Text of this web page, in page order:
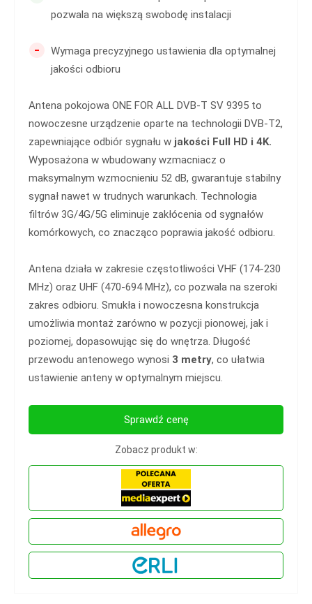
pozwala na większą swobodę instalacji
-
Wymaga precyzyjnego ustawienia dla optymalnej
jakości odbioru
Antena pokojowa ONE FOR ALL DVB-T SV 9395 to
nowoczesne urządzenie oparte na technologii DVB-T2,
zapewniające odbiór sygnału w jakości Full HD i 4K.
Wyposażona w wbudowany wzmacniacz o
maksymalnym wzmocnieniu 52 dB, gwarantuje stabilny
sygnał nawet w trudnych warunkach. Technologia
filtrów 3G/4G/5G eliminuje zakłócenia od sygnałów
komórkowych, co znacząco poprawia jakość odbioru.
Antena działa w zakresie częstotliwości VHF (174-230
MHz) oraz UHF (470-694 MHz), co pozwala na szeroki
zakres odbioru. Smukła i nowoczesna konstrukcja
umożliwia montaż zarówno w pozycji pionowej, jak i
poziomej, dopasowując się do wnętrza. Długość
przewodu antenowego wynosi 3 metry, co ułatwia
ustawienie anteny w optymalnym miejscu.
Sprawdź cenę
Zobacz produkt w: